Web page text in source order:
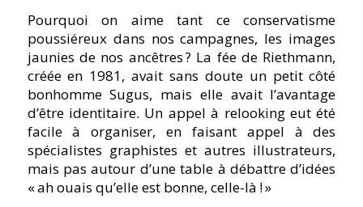
Pourquoi on aime tant ce conservatisme
poussiéreux dans nos campagnes, les images
jaunies de nos ancêtres ? La fée de Riethmann,
créée en 1981, avait sans doute un petit côté
bonhomme Sugus, mais elle avait l’avantage
d’être identitaire. Un appel à relooking eut été
facile à organiser, en faisant appel à des
spécialistes graphistes et autres illustrateurs,
mais pas autour d’une table à débattre d’idées
« ah ouais qu’elle est bonne, celle-là ! »